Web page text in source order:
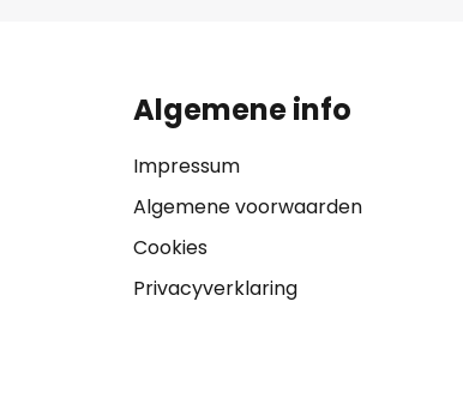
Algemene info
Impressum
Algemene voorwaarden
Cookies
Privacyverklaring